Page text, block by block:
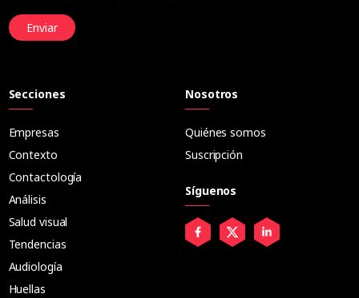
Enviar
Secciones
Empresas
Contexto
Contactología
Análisis
Salud visual
Tendencias
Audiología
Huellas
Nosotros
Quiénes somos
Suscripción
Síguenos